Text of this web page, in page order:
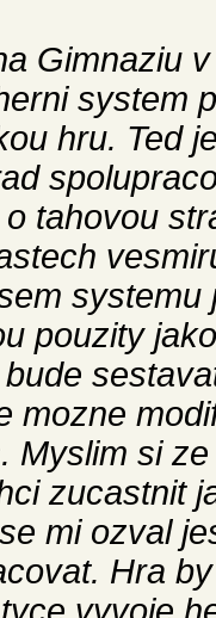
Gimnaziu
system
hru. Ted
tahovou
pouzity
mozne
Myslim si
zucastnit
mi ozval
Hra